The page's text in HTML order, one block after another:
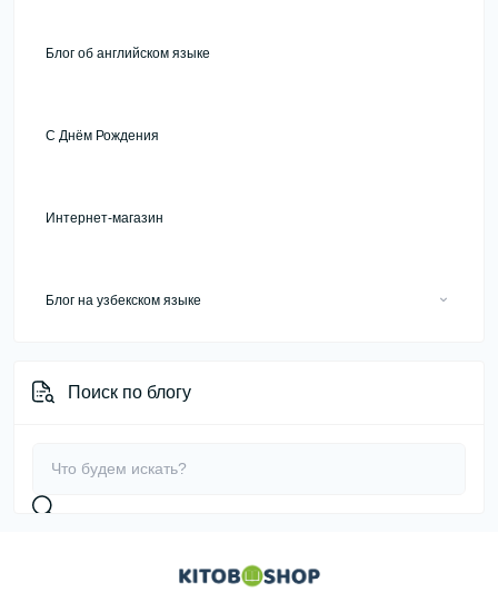
Блог об английском языке
С Днём Рождения
Интернет-магазин
Блог на узбекском языке
Поиск по блогу